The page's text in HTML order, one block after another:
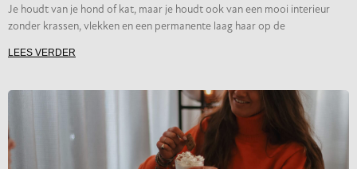
Je houdt van je hond of kat, maar je houdt ook van een mooi interieur
zonder krassen, vlekken en een permanente laag haar op de
LEES VERDER